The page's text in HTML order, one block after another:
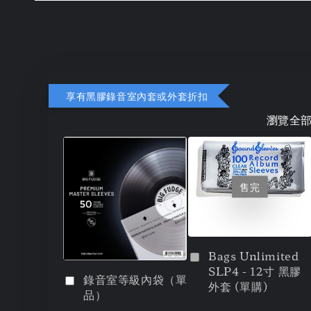
享有黑膠錄音室內套或外套折扣
瀏覽全
錄音室等級內袋（單
品）
售完
Bags Unlimited
SLP4 - 12寸 黑膠
外套 (單購)